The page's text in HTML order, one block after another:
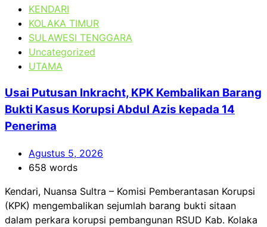
KENDARI
KOLAKA TIMUR
SULAWESI TENGGARA
Uncategorized
UTAMA
Usai Putusan Inkracht, KPK Kembalikan Barang
Bukti Kasus Korupsi Abdul Azis kepada 14
Penerima
Agustus 5, 2026
658 words
Kendari, Nuansa Sultra – Komisi Pemberantasan Korupsi
(KPK) mengembalikan sejumlah barang bukti sitaan
dalam perkara korupsi pembangunan RSUD Kab. Kolaka